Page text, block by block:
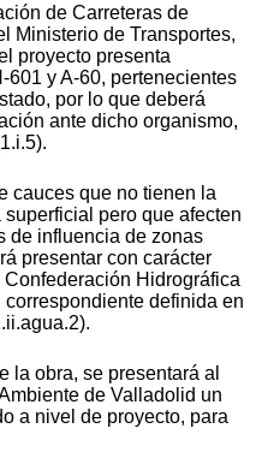
de Carreteras de
Ministerio de Transportes,
proyecto presenta
601 y A-60, pertenecientes
por lo que deberá
ante dicho organismo,
cauces que no tienen la
pero que afecten
de influencia de zonas
presentar con carácter
Hidrográfica
definida en
la obra, se presentará al
de Valladolid un
a nivel de proyecto, para